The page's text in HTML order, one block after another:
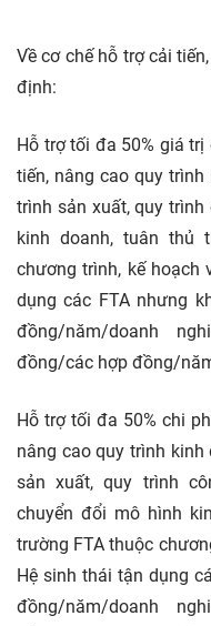
Về cơ chế hỗ trợ cải
định:
Hỗ trợ tối đa 50% giá
tiến, nâng cao quy
trình sản xuất, quy
kinh doanh, tuân thủ
chương trình, kế hoạch
dụng các FTA nhưng
đồng/năm/doanh
đồng/các hợp đồng/
Hỗ trợ tối đa 50% chi
nâng cao quy trình kinh
sản xuất, quy trình
chuyển đổi mô hình
trường FTA thuộc
Hệ sinh thái tận dụng
đồng/năm/doanh